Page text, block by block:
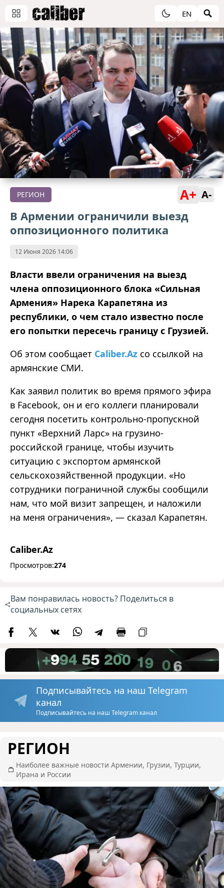
EN
РЕГИОН A+ A-
В Армении ограничили выезд
оппозиционного политика
12 Июня 2026 14:06
Власти ввели ограничения на выезд
члена оппозиционного блока «Сильная
Армения» Нарека Карапетяна из
республики, о чем стало известно после
его попытки пересечь границу с Грузией.
Об этом сообщает Caliber.Az со ссылкой на
армянские СМИ.
Как заявил политик во время прямого эфира
в Facebook, он и его коллеги планировали
сегодня посетить контрольно-пропускной
пункт «Верхний Ларс» на грузино-
российской границе, чтобы изучить
ситуацию с экспортом армянской
сельскохозяйственной продукции. «Но
сотрудники пограничной службы сообщили
нам, что мой визит запрещен, и наложили
на меня ограничения», — сказал Карапетян.
Caliber.Az
Просмотров:274
Вам понравилась новость? Поделиться в
социальных сетях
Подписывайтесь на наш Telegram
канал
Подписывайтесь на наш Telegram канал
РЕГИОН
Наиболее важные новости Армении, Грузии, Турции,
Ирана и России